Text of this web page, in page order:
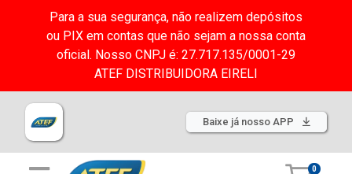
Para a sua segurança, não realizem depósitos
ou PIX em contas que não sejam a nossa conta
oficial. Nosso CNPJ é: 27.717.135/0001-29
ATEF DISTRIBUIDORA EIRELI
Baixe já nosso APP
0